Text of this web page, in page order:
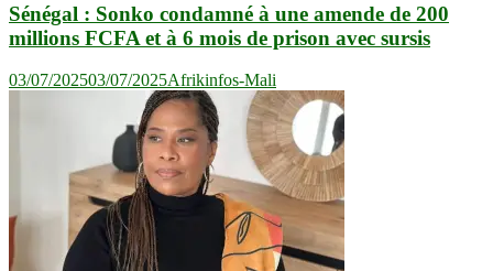
Sénégal : Sonko condamné à une amende de 200
millions FCFA et à 6 mois de prison avec sursis
03/07/202503/07/2025Afrikinfos-Mali